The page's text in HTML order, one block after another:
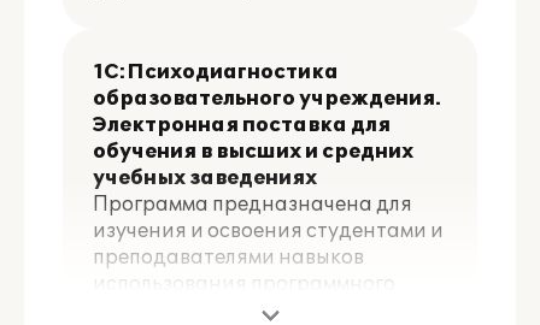
1С:Психодиагностика
образовательного учреждения.
Электронная поставка для
обучения в высших и средних
учебных заведениях
Программа предназначена для
изучения и освоения студентами и
преподавателями навыков
продукта "1С:Психодиагностика